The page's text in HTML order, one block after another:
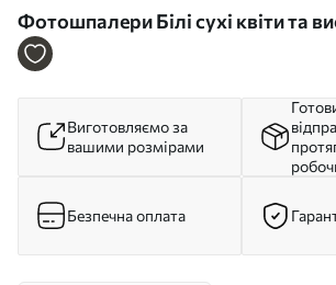
Фотошпалери Білі сухі квіти та
м'якому, приглушеному тлі,
Виготовляємо за
вашими розмірами
Безпечна оплата